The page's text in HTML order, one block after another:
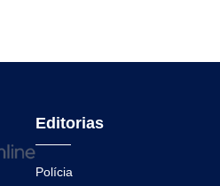
Editorias
Polícia